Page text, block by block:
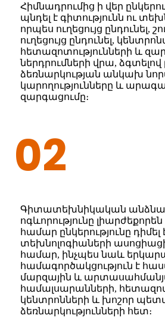
Հիմնադրումից ի վեր
պնդել է գիտությունն ու
որպես ուղեցույց ընդունել,
ուղեցույց ընդունել,
հետազոտությունների և
ներդրումների վրա, ձգտելով
ձեռնարկության անկախ
կարողությունները և
զարգացումը։
02
Գիտատեխնիկական
ոգևորությունը լիարժեքորեն
համար ընկերությունը
տեխնոլոգիաների
համար, ինչպես նաև
համագործակցություն է
մարզային և
համալսարանների,
կենտրոնների և խոշոր
ձեռնարկությունների հետ։